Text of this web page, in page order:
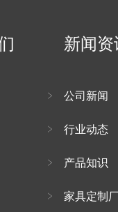
新闻
公司新闻
行业动态
产品知识
家具定制